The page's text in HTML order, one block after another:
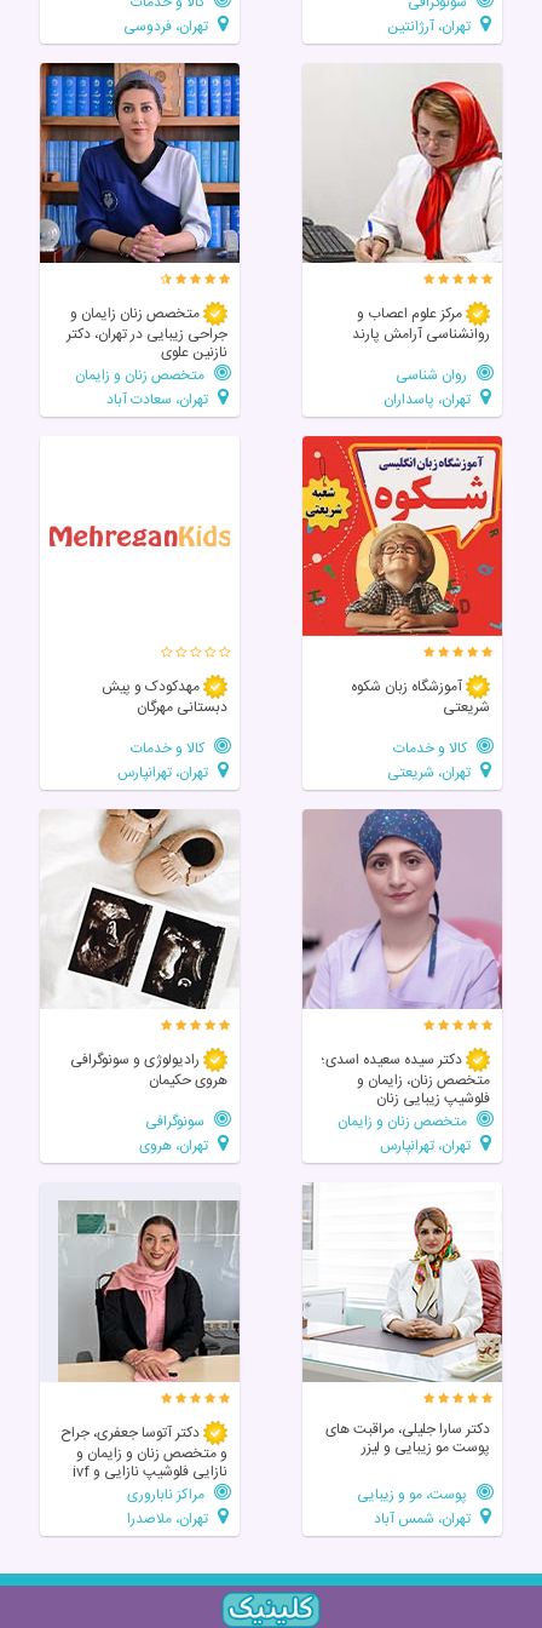
تهران، آرژانتین
تهران، فردوسی
مرکز علوم اعصاب و
روانشناسی آرامش پارند
روان شناسی
تهران، پاسداران
متخصص زنان زایمان و
جراحی زیبایی در تهران، دکتر
نازنین علوی
متخصص زنان و زایمان
تهران، سعادت آباد
آموزشگاه زبان شکوه
شریعتی
کالا و خدمات
تهران، شریعتی
مهدکودک و پیش
دبستانی مهرگان
کالا و خدمات
تهران، تهرانپارس
دکتر سیده سعیده اسدی؛
متخصص زنان، زایمان و
فلوشیپ زیبایی زنان
متخصص زنان و زایمان
تهران، تهرانپارس
رادیولوژی و سونوگرافی
هروی حکیمان
سونوگرافی
تهران، هروی
دکتر سارا جلیلی، مراقبت های
پوست مو زیبایی و لیزر
پوست، مو و زیبایی
تهران، شمس آباد
دکتر آتوسا جعفری، جراح
و متخصص زنان و زایمان و
نازایی فلوشیپ نازایی و ivf
مراکز ناباروری
تهران، ملاصدرا